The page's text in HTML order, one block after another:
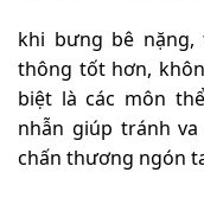
khi bưng bê
thông tốt hơn,
biệt là các môn
nhẫn giúp tránh
chấn thương ngón